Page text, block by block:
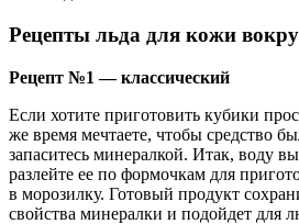
Рецепты льда для кожи
Рецепт №1 — классический
Если хотите приготовить кубики
же время мечтаете, чтобы средство
запаситесь минералкой. Итак, воду
разлейте ее по формочкам для
в морозилку. Готовый продукт
свойства минералки и подойдет для